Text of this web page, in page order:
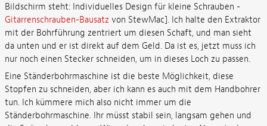
Bildschirm steht: Individuelles Design für kleine Schrauben -
Gitarrenschrauben-Bausatz von StewMac]. Ich halte den Extraktor
mit der Bohrführung zentriert um diesen Schaft, und man sieht
da unten und er ist direkt auf dem Geld. Da ist es, jetzt muss ich
nur noch einen Stecker schneiden, um in dieses Loch zu passen.
Eine Ständerbohrmaschine ist die beste Möglichkeit, diese
Stopfen zu schneiden, aber ich kann es auch mit dem Handbohrer
tun. Ich kümmere mich also nicht immer um die
Ständerbohrmaschine. Ihr müsst stabil sein, langsam gehen und